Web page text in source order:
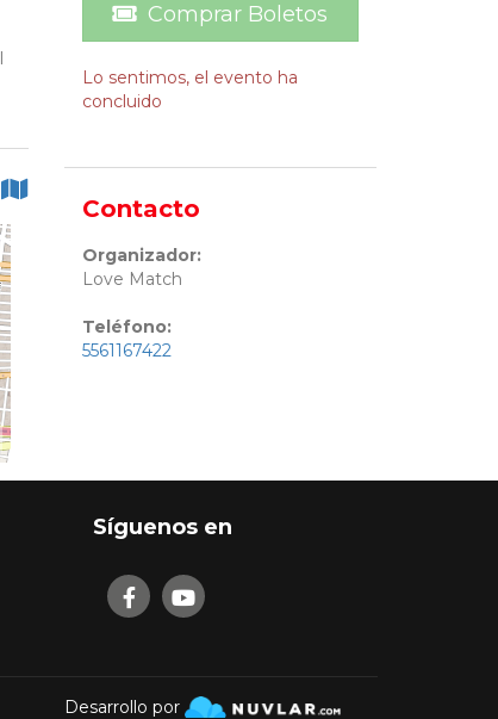
Comprar Boletos
Lo sentimos, el evento ha
concluido
Contacto
Organizador:
Love Match
Teléfono:
5561167422
Síguenos en
Desarrollo por